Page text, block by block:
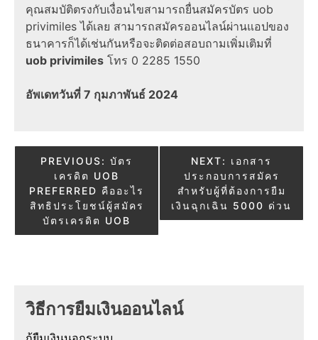
คุณสมบัติตรงกับเงื่อนไขสามารถยื่นสมัครบัตร uob
privimiles ได้เลย สามารถสมัครออนไลน์ผ่านแอปของ
ธนาคารก็ได้เช่นกันหรือจะติดต่อสอบถามเพิ่มเติมที่
uob privimiles โทร 0 2285 1550
อัพเดทวันที่ 7 กุมภาพันธ์ 2024
Post
navigation
PREVIOUS: บัตร
เครดิต UOB
PREFERRED คืออะไร
สิทธิประโยชน์ผู้สมัคร
บัตรเครดิต UOB
NEXT: เอกสาร
ประกอบการสมัคร
สำหรับผู้ที่ต้องการยืม
เงินฉุกเฉิน 5000 ด่วน
วิธีการยืมเงินออนไลน์